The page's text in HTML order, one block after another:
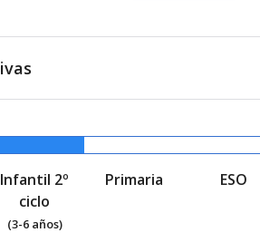
Infantil 2º
ciclo
(3-6 años)
Primaria ESO